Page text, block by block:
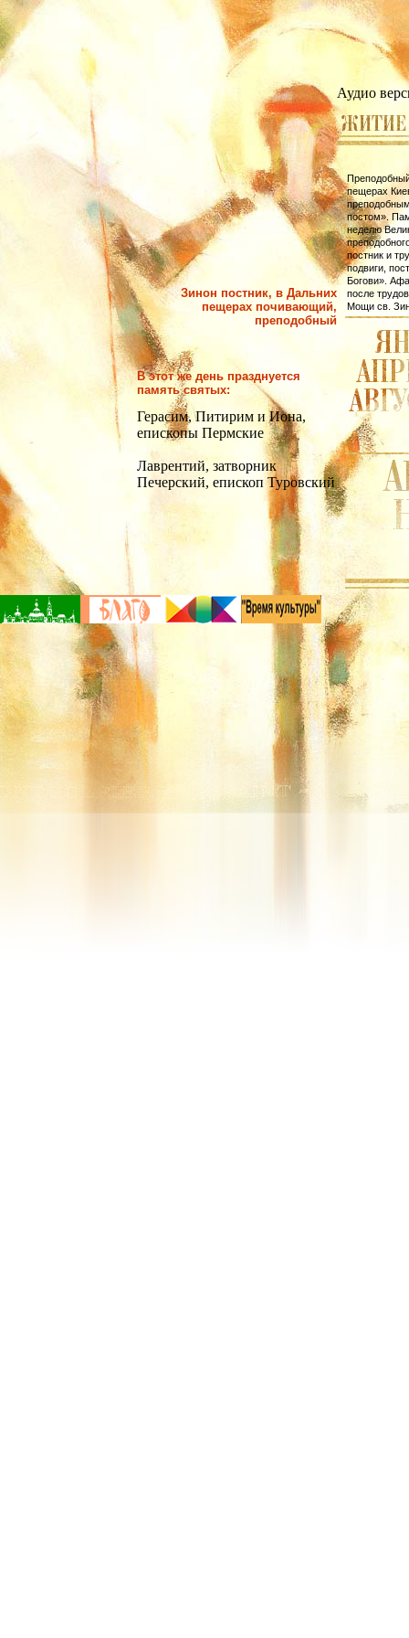
Аудио
Зинон постник, в Дальних
пещерах почивающий,
преподобный
В этот же день празднуется
память святых:
Герасим, Питирим и Иона,
епископы Пермские
Лаврентий, затворник
Печерский, епископ Туровский
пещерах
постом».
неделю
постник и
подвиги,
Богови».
после
Мощи св.